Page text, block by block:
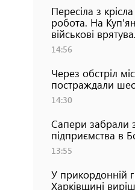
Пересіла з
робота. На
військові
14:56
Через обстріл
постраждали
14:30
Сапери забрали
підприємства в
13:55
У прикордонній
Харківщині